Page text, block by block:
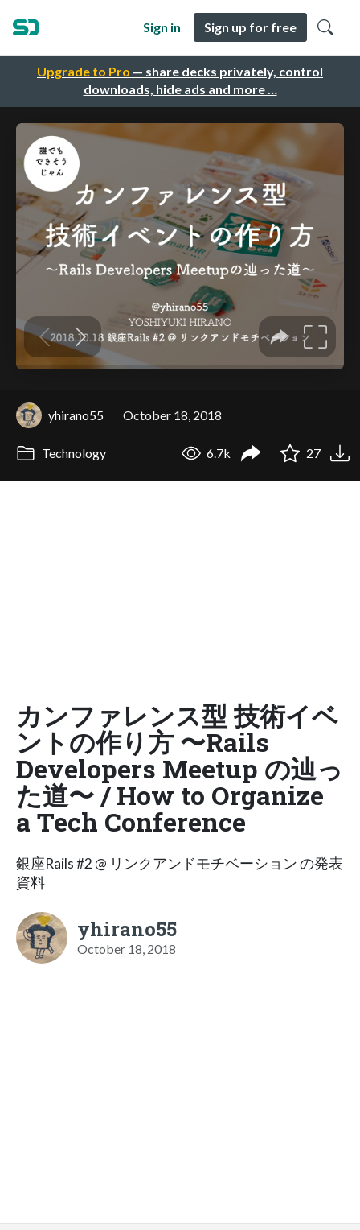
Upgrade to Pro — share decks privately, control
downloads, hide ads and more …
Sign in Sign up for free
yhirano55 October 18, 2018
Technology 6.7k 27
カンファレンス型 技術イベ
ントの作り方 〜Rails
Developers Meetup の辿っ
た道〜 / How to Organize
a Tech Conference
銀座Rails #2 @ リンクアンドモチベーション の発表
資料
yhirano55
October 18, 2018